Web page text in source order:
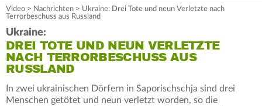
Video > Nachrichten > Ukraine: Drei Tote und neun Verletzte nach
Terrorbeschuss aus Russland
Ukraine:
DREI TOTE UND NEUN VERLETZTE
NACH TERRORBESCHUSS AUS
RUSSLAND
In zwei ukrainischen Dörfern in Saporischschja sind drei
Menschen getötet und neun verletzt worden, so die